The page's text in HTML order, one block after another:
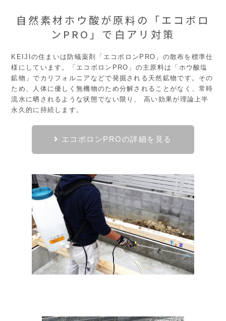
自然素材ホウ酸が原料の
「エコボロ
ンPRO」で白アリ対策
KEIJIの住まいは防蟻薬剤「エコボロンPRO」の散布を標準仕
様にしています。「エコボロンPRO」の主原料は「ホウ酸塩
鉱物」でカリフォルニアなどで発掘される天然鉱物です。その
ため、人体に優しく無機物のため分解されることがなく、常時
流水に晒されるような状態でない限り、 高い効果が理論上半
永久的に持続します。
エコボロンPROの詳細を見る